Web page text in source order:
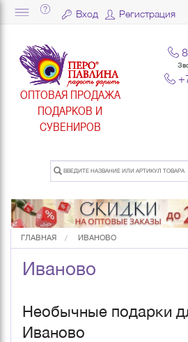
Вход Регистрация
ОПТОВАЯ ПРОДАЖА
ПОДАРКОВ И
СУВЕНИРОВ
ГЛАВНАЯ ИВАНОВО
Иваново
Необычные подарки
Иваново